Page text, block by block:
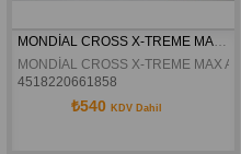
MONDİAL CROSS X-TREME MAX ARKA PORT BAGAJ DEMİRİ
MONDİAL CROSS X-TREME MAX
4518220661858
₺540 KDV Dahil